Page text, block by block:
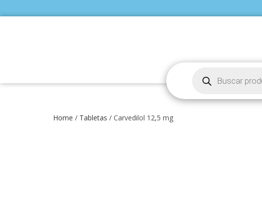
Home / Tabletas / Carvedilol 12,5 mg